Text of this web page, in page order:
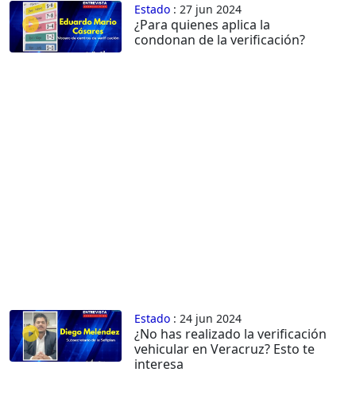
Estado : 27 jun 2024
¿Para quienes aplica la
condonan de la verificación?
Estado : 24 jun 2024
¿No has realizado la verificación
vehicular en Veracruz? Esto te
interesa